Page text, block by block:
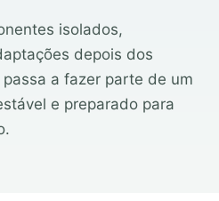
isolados,
depois dos
a fazer parte de um
e preparado para